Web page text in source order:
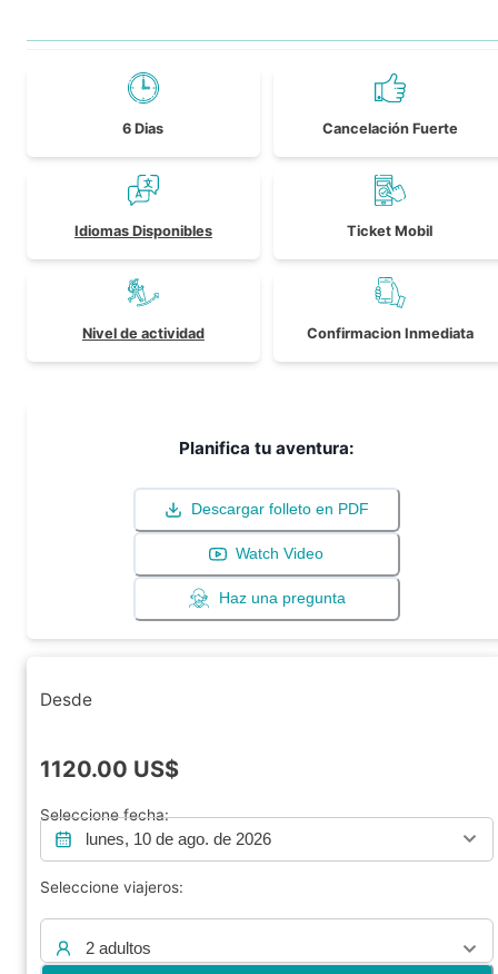
6 Dias Cancelación Fuerte
Idiomas Disponibles Ticket Mobil
Nivel de actividad Confirmacion Inmediata
Planifica tu aventura:
Descargar folleto en PDF
Watch Video
Haz una pregunta
Desde
1120.00 US$
Seleccione fecha:
lunes, 10 de ago. de 2026
Seleccione viajeros:
2 adultos